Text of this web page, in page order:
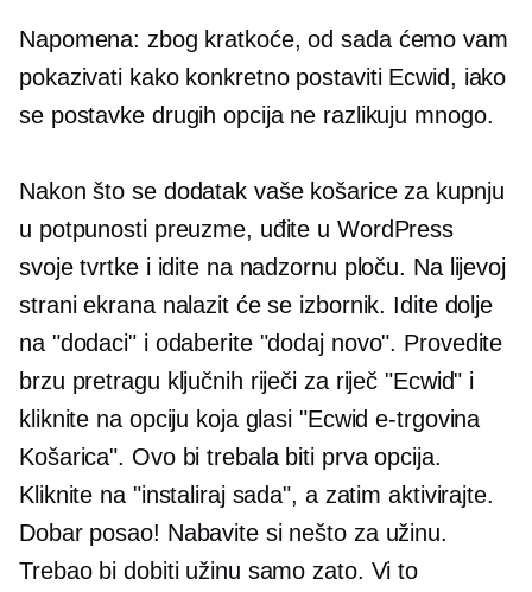
Napomena: zbog kratkoće, od sada ćemo vam
pokazivati ​​kako konkretno postaviti Ecwid, iako
se postavke drugih opcija ne razlikuju mnogo.
Nakon što se dodatak vaše košarice za kupnju
u potpunosti preuzme, uđite u WordPress
svoje tvrtke i idite na nadzornu ploču. Na lijevoj
strani ekrana nalazit će se izbornik. Idite dolje
na "dodaci" i odaberite "dodaj novo". Provedite
brzu pretragu ključnih riječi za riječ "Ecwid" i
kliknite na opciju koja glasi "Ecwid e-trgovina
Košarica". Ovo bi trebala biti prva opcija.
Kliknite na "instaliraj sada", a zatim aktivirajte.
Dobar posao! Nabavite si nešto za užinu.
Trebao bi dobiti užinu samo zato. Vi to